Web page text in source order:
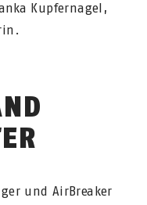
Kupfernagel,
und AirBreaker